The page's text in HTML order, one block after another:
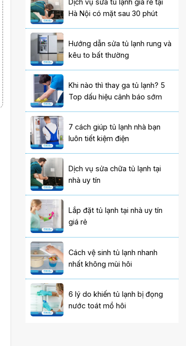
Dịch vụ sửa tủ lạnh giá rẻ tại
Hà Nội có mặt sau 30 phút
Hướng dẫn sửa tủ lạnh rung và
kêu to bất thường
Khi nào thì thay ga tủ lạnh? 5
Top dấu hiệu cảnh báo sớm
7 cách giúp tủ lạnh nhà bạn
luôn tiết kiệm điện
Dịch vụ sửa chữa tủ lạnh tại
nhà uy tín
Lắp đặt tủ lạnh tại nhà uy tín
giá rẻ
Cách vệ sinh tủ lạnh nhanh
nhất không mùi hôi
6 lý do khiến tủ lạnh bị đọng
nước toát mồ hôi